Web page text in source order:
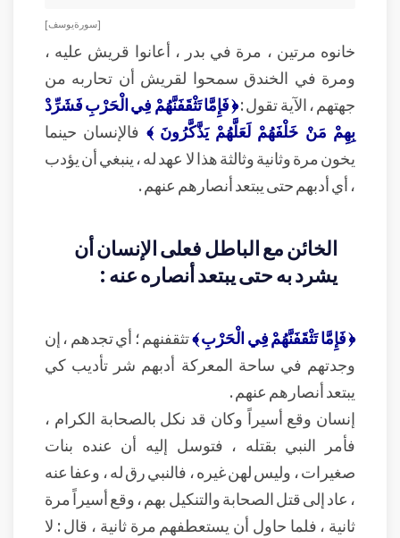
[ سورة يوسف ]
خانوه مرتين ، مرة في بدر ، أعانوا قريش عليه ،
ومرة في الخندق سمحوا لقريش أن تحاربه من
جهتهم ، الآية تقول :﴿ فَإِمَّا تَثْقَفَنَّهُمْ فِي الْحَرْبِ فَشَرِّدْ
بِهِمْ مَنْ خَلْفَهُمْ لَعَلَّهُمْ يَذَّكَّرُونَ ﴾ فالإنسان حينما
يخون مرة وثانية وثالثة هذا لا عهد له ، ينبغي أن يؤدب
، أي أدبهم حتى يبتعد أنصارهم عنهم .
الخائن مع الباطل فعلى الإنسان أن
يشرد به حتى يبتعد أنصاره عنه :
﴿ فَإِمَّا تَثْقَفَنَّهُمْ فِي الْحَرْبِ ﴾تثقفنهم ؛ أي تجدهم ، إن
وجدتهم في ساحة المعركة أدبهم شر تأديب كي
يبتعد أنصارهم عنهم .
إنسان وقع أسيراً وكان قد نكل بالصحابة الكرام ،
فأمر النبي بقتله ، فتوسل إليه أن عنده بنات
صغيرات ، وليس لهن غيره ، فالنبي رق له ، وعفا عنه
، عاد إلى قتل الصحابة والتنكيل بهم ، وقع أسيراً مرة
ثانية ، فلما حاول أن يستعطفهم مرة ثانية ، قال : لا